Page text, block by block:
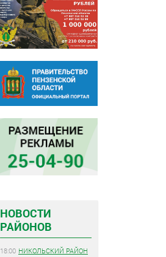
НОВОСТИ
РАЙОНОВ
18:00 НИКОЛЬСКИЙ РАЙОН